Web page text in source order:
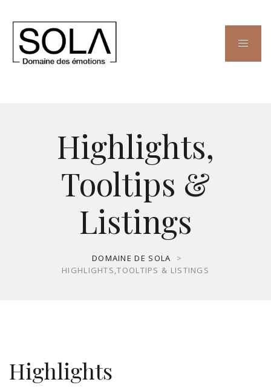
Highlights,
Tooltips &
Listings
DOMAINE DE SOLA
>
HIGHLIGHTS,TOOLTIPS & LISTINGS
Highlights